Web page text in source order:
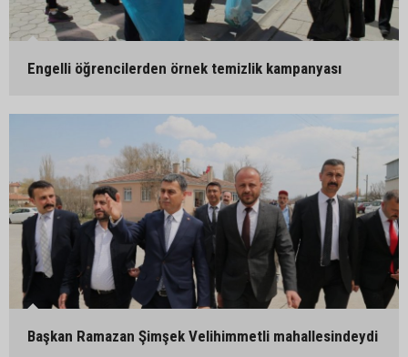
Engelli öğrencilerden örnek temizlik kampanyası
Başkan Ramazan Şimşek Velihimmetli mahallesindeydi